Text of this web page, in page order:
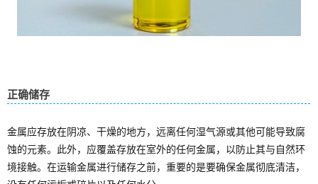
正确储存
金属应存放在阴凉、干燥的地方，远离任何湿气源或其他可能导致腐
蚀的元素。此外，应覆盖存放在室外的任何金属，以防止其与自然环
境接触。在运输金属进行储存之前，重要的是要确保金属彻底清洁，